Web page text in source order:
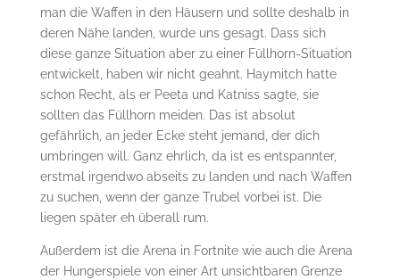
man die Waffen in den Häusern und sollte deshalb in
deren Nähe landen, wurde uns gesagt. Dass sich
diese ganze Situation aber zu einer Füllhorn-Situation
entwickelt, haben wir nicht geahnt. Haymitch hatte
schon Recht, als er Peeta und Katniss sagte, sie
sollten das Füllhorn meiden. Das ist absolut
gefährlich, an jeder Ecke steht jemand, der dich
umbringen will. Ganz ehrlich, da ist es entspannter,
erstmal irgendwo abseits zu landen und nach Waffen
zu suchen, wenn der ganze Trubel vorbei ist. Die
liegen später eh überall rum.
Außerdem ist die Arena in Fortnite wie auch die Arena
der Hungerspiele von einer Art unsichtbaren Grenze